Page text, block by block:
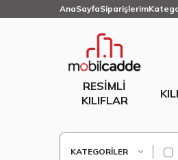
AnaSayfaSiparişlerim
RESIMLI
KILIFLAR
KATEGORILER